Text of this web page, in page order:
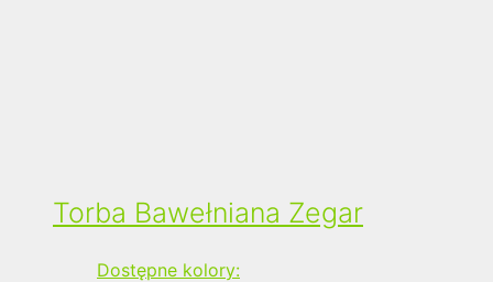
Torba Bawełniana Zegar
Dostępne kolory: